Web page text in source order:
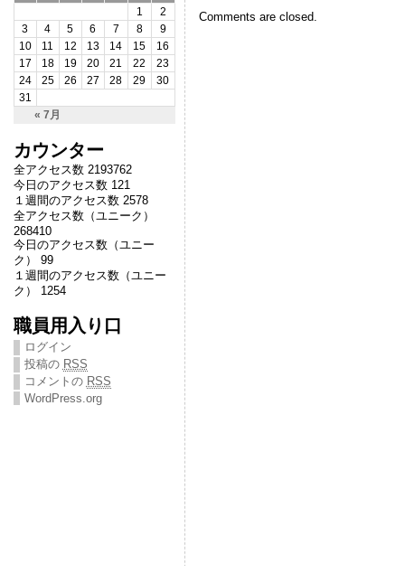
« 7月
1
2
3
4 5 6 7 8
9
10
11 12 13 14 15
16
17
18 19 20 21 22
23
24
25 26 27 28 29
30
31
カウンター
全アクセス数 2193762
今日のアクセス数 121
１週間のアクセス数 2578
全アクセス数（ユニーク）
268410
今日のアクセス数（ユニー
ク） 99
１週間のアクセス数（ユニー
ク） 1254
職員用入り口
ログイン
投稿の RSS
コメントの RSS
WordPress.org
Comments are closed.